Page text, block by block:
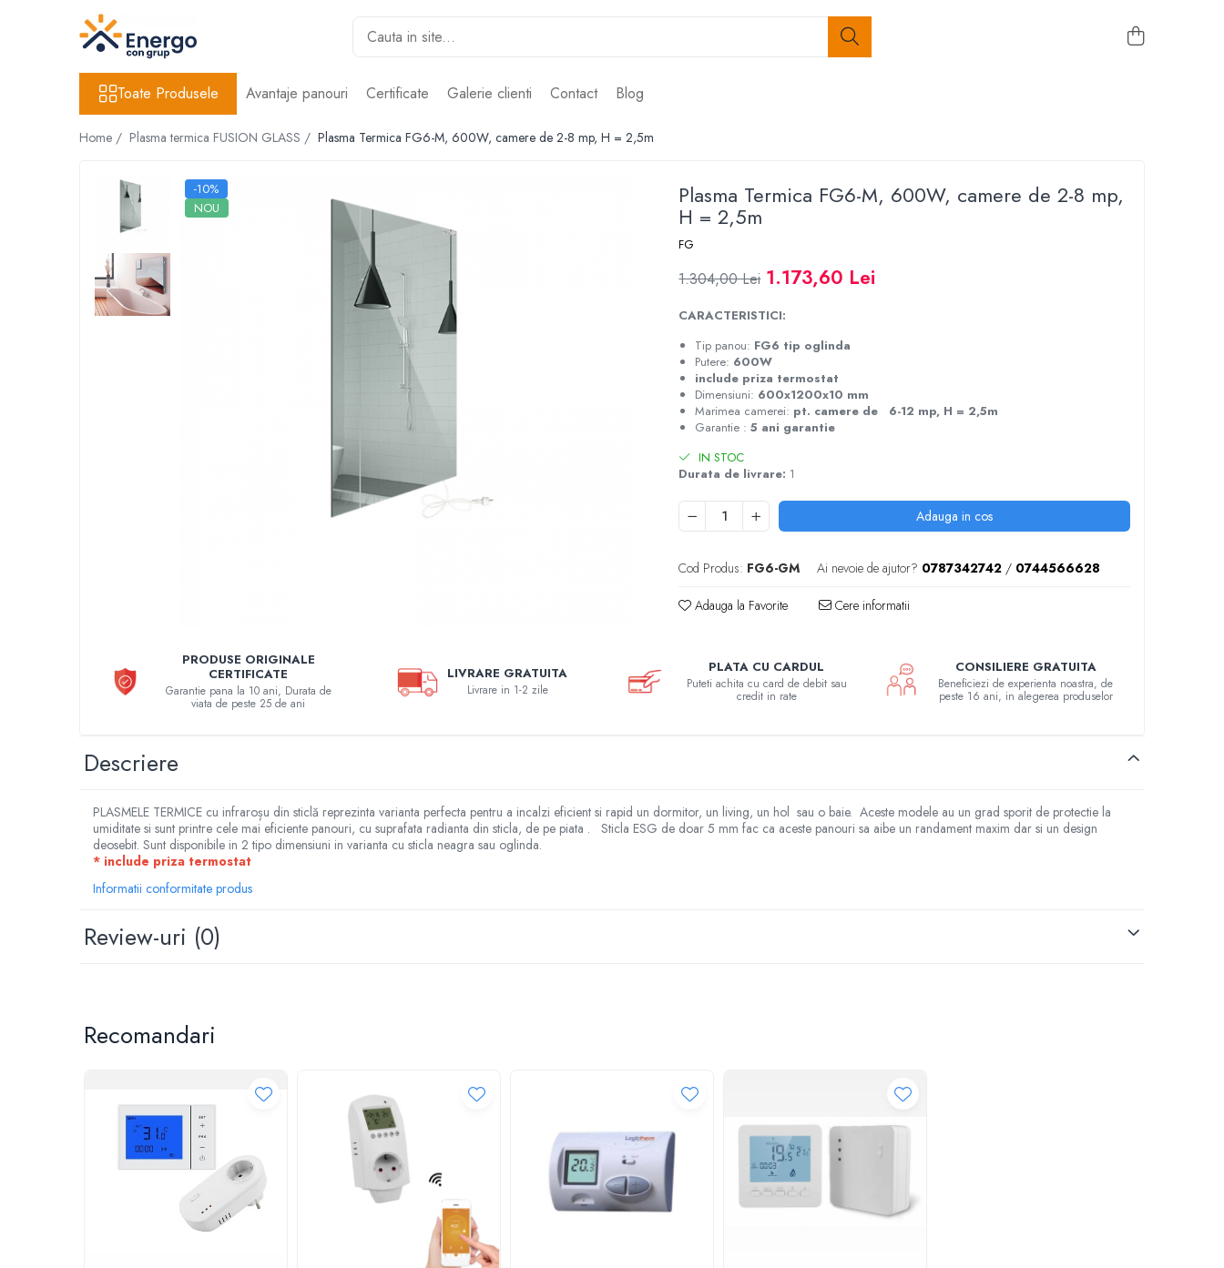
Toate Produsele
Panouri radiante ENERGY KOREA cu
Panouri radiante SUNWELL
Panouri radiante HYBRID - NOU
Panouri radiante COLOR
Plasma termica FUSION GLASS
Toate Produsele Avantaje panouri Certificate Galerie clienti Contact Blog
Home / Plasma termica FUSION GLASS / Plasma Termica FG6-M, 600W, camere de 2-8 mp, H = 2,5m
Plasma Termica FG6-M, 600W, camere de 2-8 mp,
H = 2,5m
FG
-10%
NOU
1.304,00 Lei 1.173,60 Lei
CARACTERISTICI:
Tip panou: FG6 tip oglinda
Putere: 600W
include priza termostat
Dimensiuni: 600x1200x10 mm
Marimea camerei: pt. camere de 6-12 mp, H = 2,5m
Garantie :5 ani garantie
IN STOC
Durata de livrare: 1
Adauga in cos
Cod Produs: FG6-GM Ai nevoie de ajutor? 0787342742 / 0744566628
Adauga la Favorite Cere informatii
PRODUSE ORIGINALE
CERTIFICATE
Garantie pana la 10 ani, Durata de
viata de peste 25 de ani
LIVRARE GRATUITA
Livrare in 1-2 zile
PLATA CU CARDUL
Puteti achita cu card de debit sau
credit in rate
CONSILIERE GRATUITA
Beneficiezi de experienta noastra, de
peste 16 ani, in alegerea produselor
Descriere
PLASMELE TERMICE cu infraroșu din sticlă reprezinta varianta perfecta pentru a incalzi eficient si rapid un dormitor, un living, un hol sau o baie. Aceste modele au un grad sporit de protectie la
umiditate si sunt printre cele mai eficiente panouri, cu suprafata radianta din sticla, de pe piata . Sticla ESG de doar 5 mm fac ca aceste panouri sa aibe un randament maxim dar si un design
deosebit. Sunt disponibile in 2 tipo dimensiuni in varianta cu sticla neagra sau oglinda.
* include priza termostat
Informatii conformitate produs
Review-uri (0)
Recomandari